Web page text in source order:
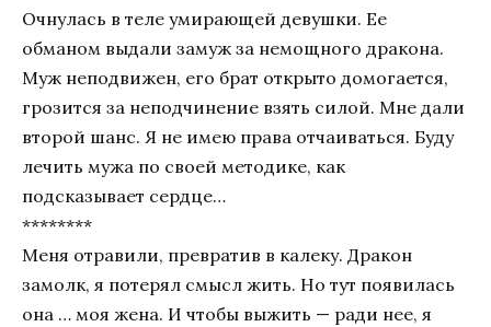
Очнулась в теле умирающей девушки. Ее
обманом выдали замуж за немощного дракона.
Муж неподвижен, его брат открыто домогается,
грозится за неподчинение взять силой. Мне дали
второй шанс. Я не имею права отчаиваться. Буду
лечить мужа по своей методике, как
подсказывает сердце…
********
Меня отравили, превратив в калеку. Дракон
замолк, я потерял смысл жить. Но тут появилась
она … моя жена. И чтобы выжить — ради нее, я